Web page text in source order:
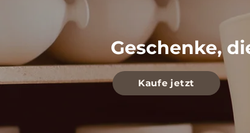
Geschenke,
Kaufe jetzt